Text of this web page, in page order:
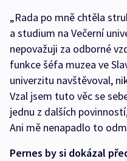
„Rada po mně chtěla
a studium na Večerní
nepovažuji za odborné
funkce šéfa muzea ve
univerzitu navštěvoval,
Vzal jsem tuto věc se
jednu z dalších
Ani mě nenapadlo to
Pernes by si dokázal